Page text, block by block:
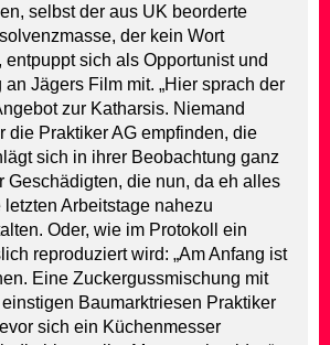
selbst der aus UK beorderte
der kein Wort
entpuppt sich als Opportunist und
Jägers Film mit. „Hier sprach der
zur Katharsis. Niemand
die Praktiker AG empfinden, die
sich in ihrer Beobachtung ganz
Geschädigten, die nun, da eh alles
Arbeitstage nahezu
Oder, wie im Protokoll ein
reproduziert wird: „Am Anfang ist
Eine Zuckergussmischung mit
Baumarktriesen Praktiker
sich ein Küchenmesser